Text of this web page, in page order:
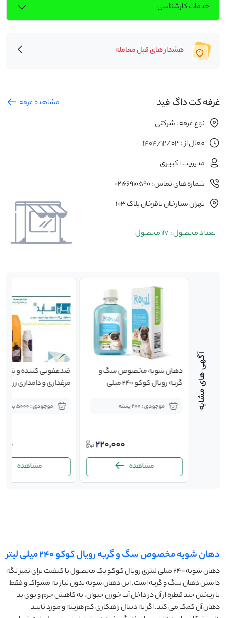
خدمات کارشناسی
هشدار های قبل معامله
غرفه کت داگ فید
مشاهده غرفه
نوع غرفه : شرکتی
فعال از : 1404/12/03
مدیریت : کبیری
شماره های تماس : 02166910590
تهران ستارخان باقرخان پلاک 103
تعداد محصول : 117 محصول
دهان شویه مخصوص سگ و
گربه رویال کوکو ۲4۰ میلی
موجودی : 200 بسته
220,000
مشاهده
مرغداری و دامداری
موجودی : 5000 بسته
مشاهده
دهان شویه مخصوص سگ و گربه رویال کوکو ۲۴۰ میلی لیتر
دهان شویه ۲۴۰ میلی لیتری رویال کوکو یک محصول با کیفیت برای تمیز نگه
داشتن دهان سگ و گربه است. این دهان شویه بدون نیاز به مسواک و فقط
با ریختن چند قطره از آن در داخل آب خورن حیوان، به کاهش جرم و بوی بد
دهان آن کمک می کند. اگر به دنبال راهکاری کم هزینه و مورد تأیید